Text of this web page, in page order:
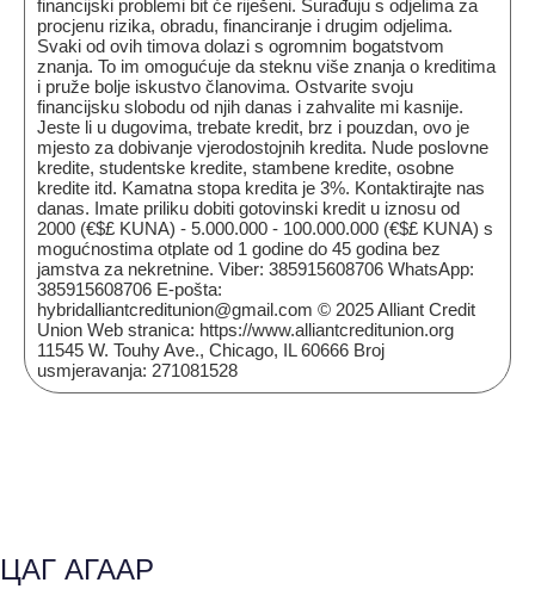
financijski problemi bit će riješeni. Surađuju s odjelima za
procjenu rizika, obradu, financiranje i drugim odjelima.
Svaki od ovih timova dolazi s ogromnim bogatstvom
znanja. To im omogućuje da steknu više znanja o kreditima
i pruže bolje iskustvo članovima. Ostvarite svoju
financijsku slobodu od njih danas i zahvalite mi kasnije.
Jeste li u dugovima, trebate kredit, brz i pouzdan, ovo je
mjesto za dobivanje vjerodostojnih kredita. Nude poslovne
kredite, studentske kredite, stambene kredite, osobne
kredite itd. Kamatna stopa kredita je 3%. Kontaktirajte nas
danas. Imate priliku dobiti gotovinski kredit u iznosu od
2000 (€$£ KUNA) - 5.000.000 - 100.000.000 (€$£ KUNA) s
mogućnostima otplate od 1 godine do 45 godina bez
jamstva za nekretnine. Viber: 385915608706 WhatsApp:
385915608706 E-pošta:
hybridalliantcreditunion@gmail.com © 2025 Alliant Credit
Union Web stranica: https://www.alliantcreditunion.org
11545 W. Touhy Ave., Chicago, IL 60666 Broj
usmjeravanja: 271081528
ЦАГ АГААР